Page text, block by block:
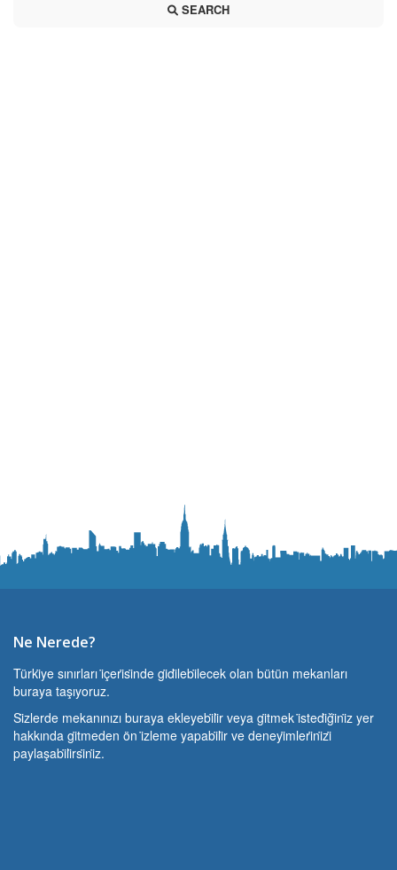
SEARCH
Ne Nerede?
Türki̇ye sınırları i̇çeri̇si̇nde gi̇di̇lebi̇lecek olan bütün mekanları
buraya taşıyoruz.
Si̇zlerde mekanınızı buraya ekleyebi̇li̇r veya gi̇tmek i̇stedi̇ği̇ni̇z yer
hakkında gi̇tmeden ön i̇zleme yapabi̇li̇r ve deneyi̇mleri̇ni̇zi̇
paylaşabi̇li̇rsi̇ni̇z.